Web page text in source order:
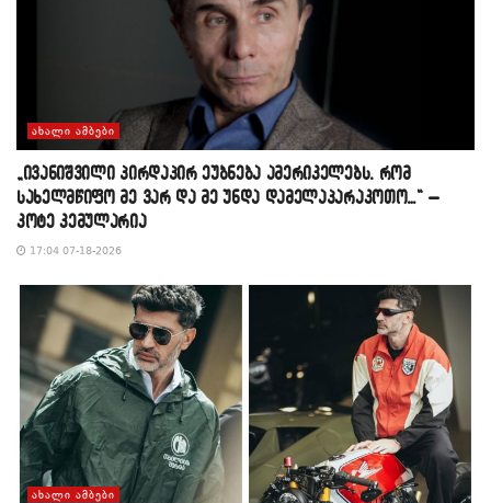
ᲐᲮᲐᲚᲘ ᲐᲛᲑᲔᲑᲘ
„ივანიშვილი პირდაპირ ეუბნება ამერიკელებს, რომ
სახელმწიფო მე ვარ და მე უნდა დამელაპარაკოთო…“ –
კოტე კემულარია
17:04 07-18-2026
ᲐᲮᲐᲚᲘ ᲐᲛᲑᲔᲑᲘ